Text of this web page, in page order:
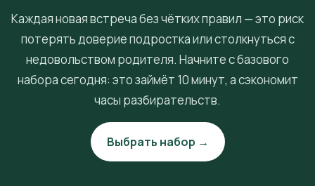
Каждая новая встреча без чётких правил — это риск
потерять доверие подростка или столкнуться с
недовольством родителя. Начните с базового
набора сегодня: это займёт 10 минут, а сэкономит
часы разбирательств.
Выбрать набор →